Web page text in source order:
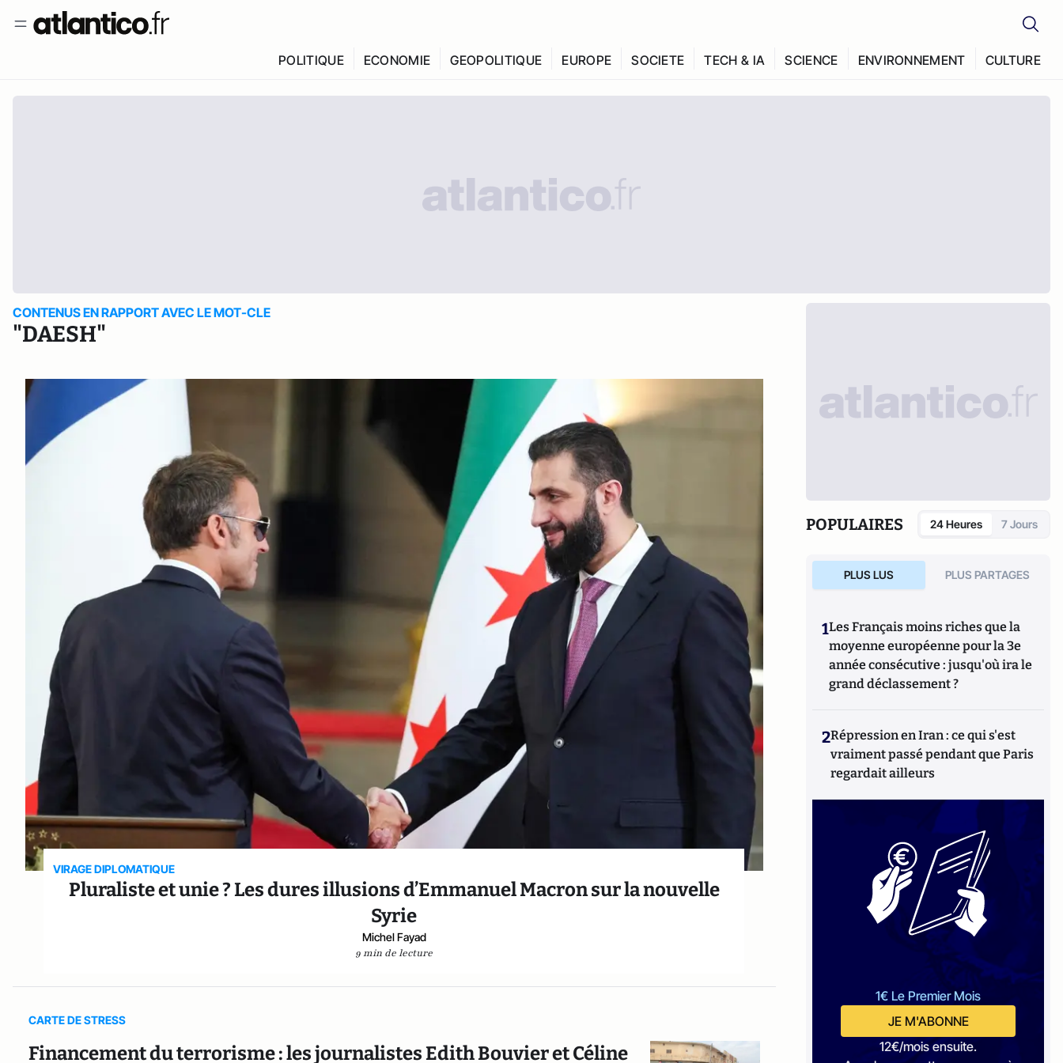
POLITIQUE ECONOMIE GEOPOLITIQUE EUROPE SOCIETE TECH & IA SCIENCE ENVIRONNEMENT CULTURE
CONTENUS EN RAPPORT AVEC LE MOT-CLE
"DAESH"
VIRAGE DIPLOMATIQUE
Pluraliste et unie ? Les dures illusions d’Emmanuel Macron sur la nouvelle
Syrie
Michel Fayad
9 min de lecture
CARTE DE STRESS
Financement du terrorisme : les journalistes Edith Bouvier et Céline
POPULAIRES 24 Heures 7 Jours
PLUS LUS PLUS PARTAGES
1Les Français moins riches que la
moyenne européenne pour la 3e
année consécutive : jusqu'où ira le
grand déclassement ?
2Répression en Iran : ce qui s'est
vraiment passé pendant que Paris
regardait ailleurs
1€ Le Premier Mois
JE M'ABONNE
12€/mois ensuite.